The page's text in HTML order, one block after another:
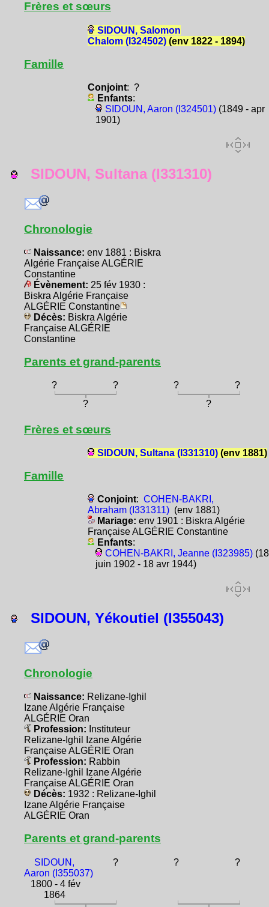
Frères et sœurs
SIDOUN, Salomon
Chalom (I324502)(env 1822 - 1894)
Famille
Conjoint: ?
Enfants:
SIDOUN, Aaron (I324501)(1849 - apr
1901)
SIDOUN, Sultana (I331310)
Chronologie
Naissance: env 1881 : Biskra
Algérie Française ALGÉRIE
Constantine
Évènement: 25 fév 1930 :
Biskra Algérie Française
ALGÉRIE Constantine
Décès: Biskra Algérie
Française ALGÉRIE
Constantine
Parents et grand-parents
? ? ?
?
?
?
Frères et sœurs
SIDOUN, Sultana (I331310)(env 1881)
Famille
Conjoint: COHEN-BAKRI,
Abraham (I331311)(env 1881)
Mariage: env 1901 : Biskra Algérie
Française ALGÉRIE Constantine
Enfants:
COHEN-BAKRI, Jeanne (I323985)(18
juin 1902 - 18 avr 1944)
SIDOUN, Yékoutiel (I355043)
Chronologie
Naissance: Relizane-Ighil
Izane Algérie Française
ALGÉRIE Oran
Profession: Instituteur
Relizane-Ighil Izane Algérie
Française ALGÉRIE Oran
Profession: Rabbin
Relizane-Ighil Izane Algérie
Française ALGÉRIE Oran
Décès: 1932 : Relizane-Ighil
Izane Algérie Française
ALGÉRIE Oran
Parents et grand-parents
SIDOUN,
Aaron (I355037)
1800 - 4 fév
1864
? ? ?